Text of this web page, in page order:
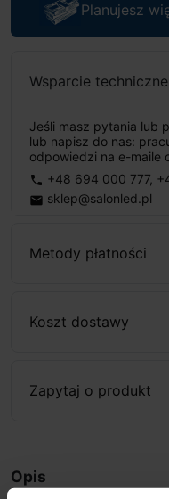
Planujesz
Wsparcie techniczne
Jeśli masz pytania lub
lub napisz do nas:
odpowiedzi na e-maile
phone +48 694 000 777,
email sklep@salonled.pl
Metody płatności
Koszt dostawy
Zapytaj o produkt
Opis